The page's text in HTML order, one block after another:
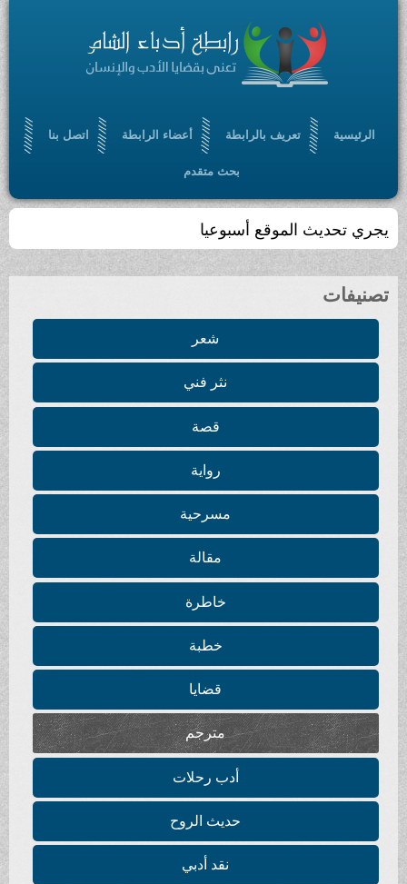
الرئيسية تعريف بالرابطة أعضاء الرابطة اتصل بنا
بحث متقدم
يجري تحديث الموقع أسبوعيا
تصنيفات
شعر
نثر فني
قصة
رواية
مسرحية
مقالة
خاطرة
خطبة
قضايا
مترجم
أدب رحلات
حديث الروح
نقد أدبي